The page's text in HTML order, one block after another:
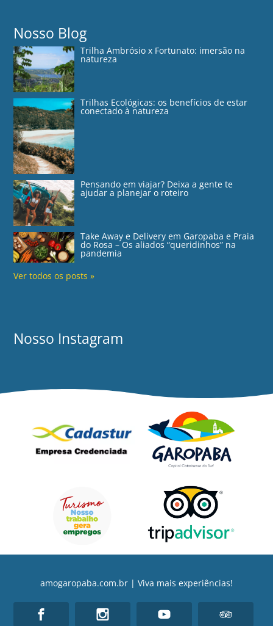
Nosso Blog
Trilha Ambrósio x Fortunato: imersão na
natureza
Trilhas Ecológicas: os benefícios de estar
conectado à natureza
Pensando em viajar? Deixa a gente te
ajudar a planejar o roteiro
Take Away e Delivery em Garopaba e Praia
do Rosa – Os aliados “queridinhos” na
pandemia
Ver todos os posts »
Nosso Instagram
amogaropaba.com.br | Viva mais experiências!